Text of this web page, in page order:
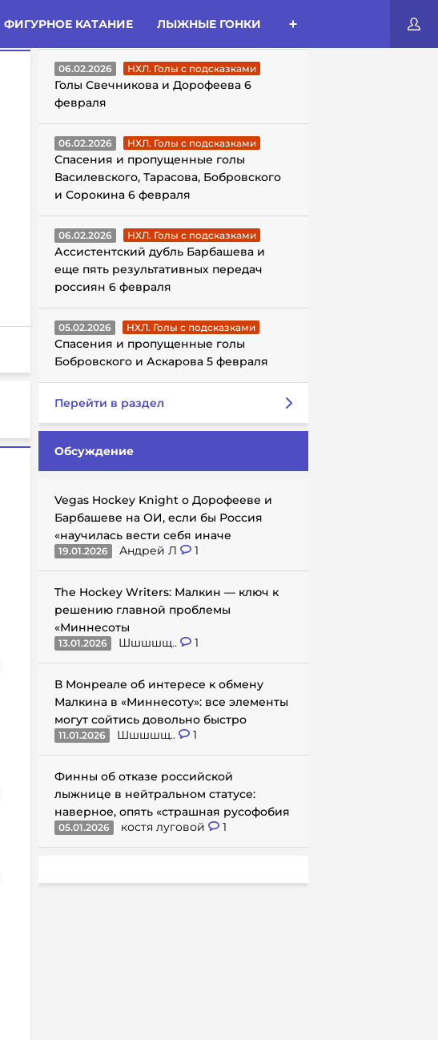
ФИГУРНОЕ КАТАНИЕ ЛЫЖНЫЕ ГОНКИ
ГОЛЫ С ПОДСКАЗКАМИ
06.02.2026 НХЛ. Голы с подсказками
Голы Свечникова и Дорофеева 6
февраля
06.02.2026 НХЛ. Голы с подсказками
Спасения и пропущенные голы
Василевского, Тарасова, Бобровского
и Сорокина 6 февраля
06.02.2026 НХЛ. Голы с подсказками
Ассистентский дубль Барбашева и
еще пять результативных передач
россиян 6 февраля
05.02.2026 НХЛ. Голы с подсказками
Спасения и пропущенные голы
Бобровского и Аскарова 5 февраля
Перейти в раздел
Обсуждение
Vegas Hockey Knight о Дорофееве и
Барбашеве на ОИ, если бы Россия
«научилась вести себя иначе
19.01.2026 Андрей Л 1
The Hockey Writers: Малкин — ключ к
решению главной проблемы
«Миннесоты
13.01.2026 Шшшшщ.. 1
В Монреале об интересе к обмену
Малкина в «Миннесоту»: все элементы
могут сойтись довольно быстро
11.01.2026 Шшшшщ.. 1
Финны об отказе российской
лыжнице в нейтральном статусе:
наверное, опять «страшная русофобия
05.01.2026 костя луговой 1